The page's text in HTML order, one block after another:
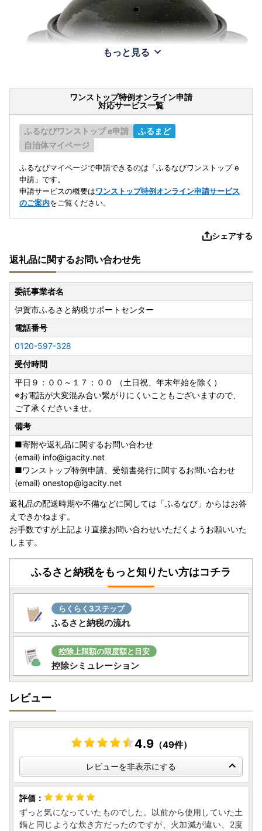
もっと見る
ワンストップ特例オンライン申請
対応サービス一覧
ふるなびワンストップ e申請
ふるまど
自治体マイページ
ふるなびマイページで申請できるのは「ふるなびワンストップ e
申請」です。
申請サービスの概要はワンストップ特例オンライン申請サービス
のご案内をご覧ください。
シェアする
返礼品に関するお問い合わせ先
委託事業者名
伊賀市ふるさと納税サポートセンター
電話番号
0120-597-328
受付時間
平日９：００～１７：００ （土日祝、年末年始を除く）
※お電話が大変混み合い繋がりにくいこともございますので、
ご了承くださいませ。
備考
■寄附や返礼品に関するお問い合わせ
(email) info@igacity.net
■ワンストップ特例申請、受領書発行に関するお問い合わせ
(email) onestop@igacity.net
返礼品の配送時期や不備などに関しては「ふるなび」からはお答
えできかねます。
お手数ですが上記より直接お問い合わせいただくようお願いいた
します。
ふるさと納税をもっと知りたい方はコチラ
らくらく3ステップ
ふるさと納税の流れ
控除上限額の限度額と目安
控除シミュレーション
レビュー
4.9（49件）
レビューを非表示にする
ずっと気になっていたものでした。以前から使用していた土
鍋と同じような炊き方だったのですが、火加減が違い、2度